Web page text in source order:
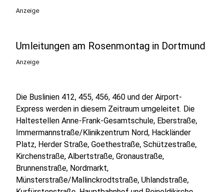
Anzeige
Umleitungen am Rosenmontag in Dortmund
Anzeige
Die Buslinien 412, 455, 456, 460 und der Airport-
Express werden in diesem Zeitraum umgeleitet. Die
Haltestellen Anne-Frank-Gesamtschule, Eberstraße,
Immermannstraße/Klinikzentrum Nord, Hackländer
Platz, Herder Straße, Goethestraße, Schützestraße,
Kirchenstraße, Albertstraße, Gronaustraße,
Brunnenstraße, Nordmarkt,
Münsterstraße/Mallinckrodtstraße, Uhlandstraße,